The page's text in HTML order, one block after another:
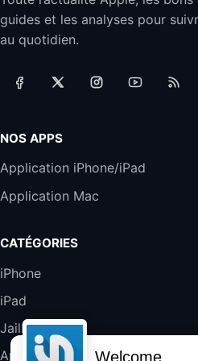
Jabra Biz 2300 -
auriculaire Quick
Filaire avec
Téléphones de Bureau
Harman Kardon
289,47€
Galaxy S25 FE 6,7\"
Blanc
357,4€
guides et les analyses pour
au quotidien.
NOS APPS
Application iPhone/iPad
Application Mac
CATÉGORIES
iPhone
iPad
Jailbreak
Applications
Welcome